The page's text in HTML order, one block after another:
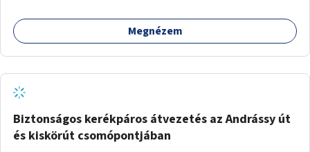
Megnézem
Biztonságos kerékpáros átvezetés az Andrássy út
és kiskörút csomópontjában